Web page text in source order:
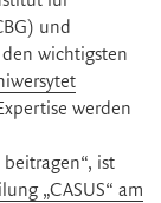
und
wichtigsten
werden
ist
„CASUS“ am